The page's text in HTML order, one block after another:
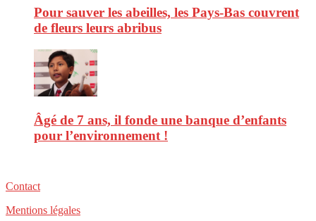
Pour sauver les abeilles, les Pays-Bas couvrent
de fleurs leurs abribus
Âgé de 7 ans, il fonde une banque d’enfants
pour l’environnement !
Contact
Mentions légales